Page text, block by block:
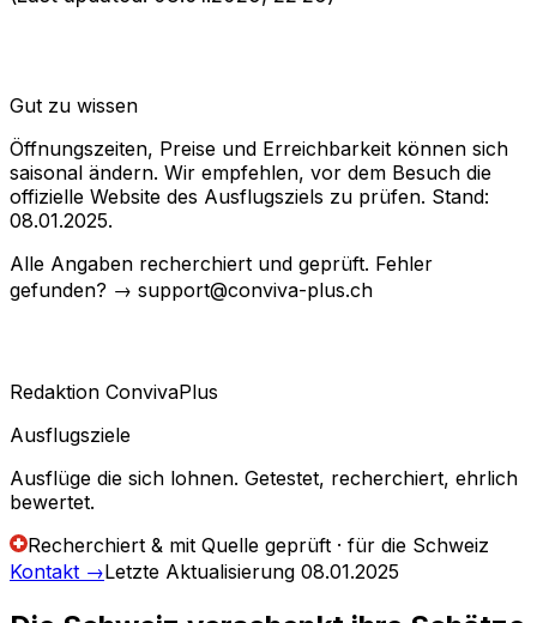
Gut zu wissen
Öffnungszeiten, Preise und Erreichbarkeit können sich
saisonal ändern. Wir empfehlen, vor dem Besuch die
offizielle Website des Ausflugsziels zu prüfen. Stand:
08.01.2025.
Alle Angaben recherchiert und geprüft. Fehler
gefunden? → support@conviva-plus.ch
Redaktion ConvivaPlus
Ausflugsziele
Ausflüge die sich lohnen. Getestet, recherchiert, ehrlich
bewertet.
Recherchiert & mit Quelle geprüft · für die Schweiz
Kontakt →Letzte Aktualisierung 08.01.2025